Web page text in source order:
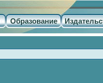
Образование